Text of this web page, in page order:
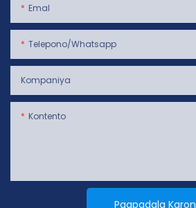
Emal
Telepono/whatsapp
Kompaniya
Kontento
Pagpadala Karon